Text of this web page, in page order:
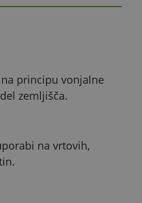
principu vonjalne
zemljišča.
na vrtovih,